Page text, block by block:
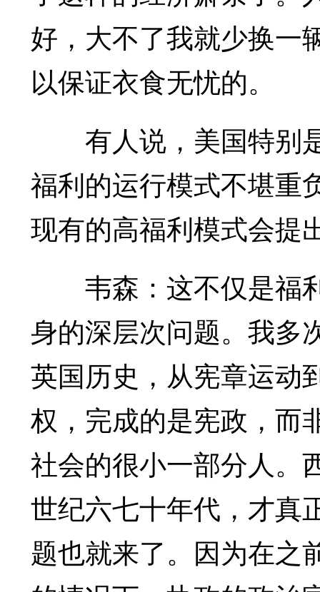
好，大不了我就少换一
以保证衣食无忧的。
有人说，美国特别
福利的运行模式不堪重
现有的高福利模式会提
韦森：这不仅是福
身的深层次问题。我多
英国历史，从宪章运动
权，完成的是宪政，而
社会的很小一部分人。
世纪六七十年代，才真
题也就来了。因为在之